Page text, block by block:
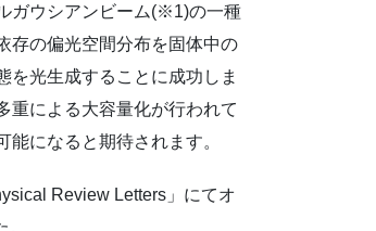
ガウシアンビーム(※1)の一種
存の偏光空間分布を固体中の
を光生成することに成功しま
重による大容量化が行われて
になると期待されます。
Review Letters」にてオ